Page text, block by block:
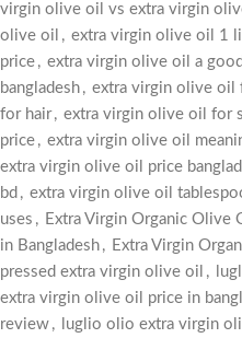
virgin olive oil vs extra virgin
olive oil , extra virgin olive oil 1
price , extra virgin olive oil a
bangladesh , extra virgin olive oil
for hair , extra virgin olive oil for
price , extra virgin olive oil
extra virgin olive oil price
bd , extra virgin olive oil
uses , Extra Virgin Organic Olive
in Bangladesh , Extra Virgin
pressed extra virgin olive oil ,
extra virgin olive oil price in
review , luglio olio extra virgin